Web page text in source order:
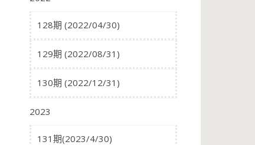
128期 (2022/04/30)
129期 (2022/08/31)
130期 (2022/12/31)
2023
131期(2023/4/30)